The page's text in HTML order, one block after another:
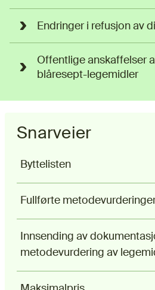
Endringer i refusjon av
Offentlige anskaffelser
blåresept-legemidler
Snarveier
Byttelisten
Fullførte
Innsending av
metodevurdering av